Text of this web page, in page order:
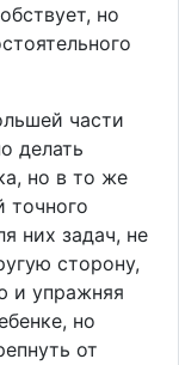
но
части
делать
но в то же
точного
них задач, не
сторону,
и упражняя
но
от